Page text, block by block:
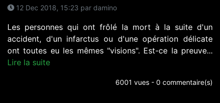
12 Dec 2018, 15:23 par damino
Les personnes qui ont frôlé la mort à la suite d'un
accident, d'un infarctus ou d'une opération délicate
ont toutes eu les mêmes "visions". Est-ce la preuve...
Lire la suite
6001 vues - 0 commentaire(s)